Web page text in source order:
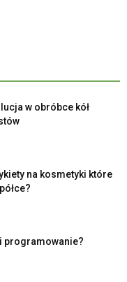
w obróbce kół
na kosmetyki które
programowanie?